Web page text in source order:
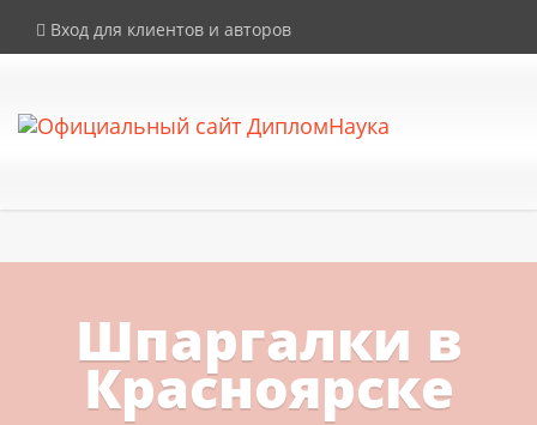
иные документы об образовании. Все услуги на сайте
Вход для клиентов и авторов
Шпаргалки в
Красноярске